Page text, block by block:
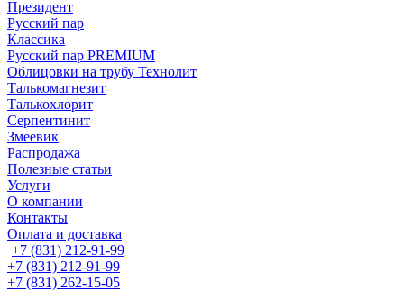
Президент
Русский пар
Классика
Русский пар PREMIUM
Облицовки на трубу Технолит
Талькомагнезит
Талькохлорит
Серпентинит
Змеевик
Распродажа
Полезные статьи
Услуги
О компании
Контакты
Оплата и доставка
+7 (831) 212-91-99
+7 (831) 212-91-99
+7 (831) 262-15-05